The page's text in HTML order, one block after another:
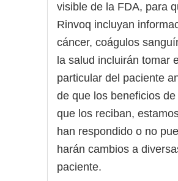
visible de la FDA, para
Rinvoq incluyan
cáncer, coágulos
la salud incluirán tomar
particular del paciente
de que los beneficios
que los reciban,
han respondido o no
harán cambios a
paciente.